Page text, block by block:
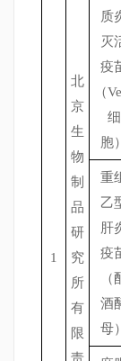
1
北
京
生
物
制
品
研
究
所
有
限
质
灭
疫
（
细
胞）
重
乙
肝
疫
（
酒
母）